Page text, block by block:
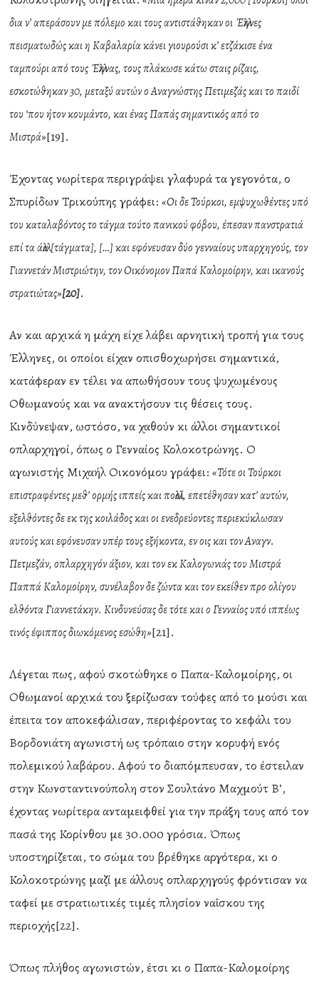
δια ν’ απεράσουν με πόλεμο και τους αντιστάθηκαν οι Έλληνες
πεισματωδώς και η Καβαλαρία κάνει γιουρούσι κ’ ετζάκισε ένα
ταμπούρι από τους Έλληνας, τους πλάκωσε κάτω σταις ρίζαις,
εσκοτώθηκαν 30, μεταξύ αυτών ο Αναγνώστης Πετιμεζάς και το παιδί
του ‘που ήτον κουμάντο, και ένας Παπάς σημαντικός από το
Μιστρά»[19].
Έχοντας νωρίτερα περιγράψει γλαφυρά τα γεγονότα, ο
Σπυρίδων Τρικούπης γράφει:«Οι δε Τούρκοι, εμψυχωθέντες υπό
του καταλαβόντος το τάγμα τούτο πανικού φόβου, έπεσαν πανστρατιά
επί τα άλλα [τάγματα], […] και εφόνευσαν δύο γενναίους υπαρχηγούς, τον
Γιαννετάν Μιστριώτην, τον Οικόνομον Παπά Καλομοίρην, και ικανούς
στρατιώτας»[20].
Αν και αρχικά η μάχη είχε λάβει αρνητική τροπή για τους
Έλληνες, οι οποίοι είχαν οπισθοχωρήσει σημαντικά,
κατάφεραν εν τέλει να απωθήσουν τους ψυχωμένους
Οθωμανούς και να ανακτήσουν τις θέσεις τους.
Κινδύνεψαν, ωστόσο, να χαθούν κι άλλοι σημαντικοί
οπλαρχηγοί, όπως ο Γενναίος Κολοκοτρώνης. Ο
αγωνιστής Μιχαήλ Οικονόμου γράφει:«Τότε οι Τούρκοι
επιστραφέντες μεθ’ ορμής ιππείς και πολλοί, επετέθησαν κατ’ αυτών,
εξελθόντες δε εκ της κοιλάδος και οι ενεδρεύοντες περιεκύκλωσαν
αυτούς και εφόνευσαν υπέρ τους εξήκοντα, εν οις και τον Αναγν.
Πετμεζάν, οπλαρχηγόν άξιον, και τον εκ Καλογωνιάς του Μιστρά
Παππά Καλομοίρην, συνέλαβον δε ζώντα και τον εκείθεν προ ολίγου
ελθόντα Γιαννετάκην. Κινδυνεύσας δε τότε και ο Γενναίος υπό ιππέως
τινός έφιππος διωκόμενος εσώθη»[21].
Λέγεται πως, αφού σκοτώθηκε ο Παπα-Καλομοίρης, οι
Οθωμανοί αρχικά του ξερίζωσαν τούφες από το μούσι και
έπειτα τον αποκεφάλισαν, περιφέροντας το κεφάλι του
Βορδονιάτη αγωνιστή ως τρόπαιο στην κορυφή ενός
πολεμικού λαβάρου. Αφού το διαπόμπευσαν, το έστειλαν
στην Κωνσταντινούπολη στον Σουλτάνο Μαχμούτ Β’,
έχοντας νωρίτερα ανταμειφθεί για την πράξη τους από τον
πασά της Κορίνθου με 30.000 γρόσια. Όπως
υποστηρίζεται, το σώμα του βρέθηκε αργότερα, κι ο
Κολοκοτρώνης μαζί με άλλους οπλαρχηγούς φρόντισαν να
ταφεί με στρατιωτικές τιμές πλησίον ναΐσκου της
περιοχής[22].
Όπως πλήθος αγωνιστών, έτσι κι ο Παπα-Καλομοίρης